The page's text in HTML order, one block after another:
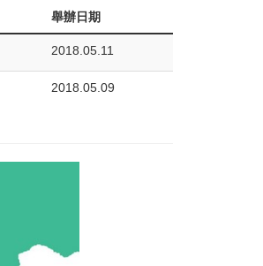
舉辦日期
2018.05.11
2018.05.09